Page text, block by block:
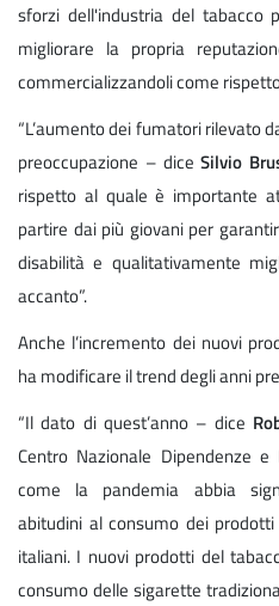
sforzi dell'industria del tabacco
migliorare la propria
commercializzandoli come
“L’aumento dei fumatori rilevato
preoccupazione – dice Silvio
rispetto al quale è importante
partire dai più giovani per
disabilità e qualitativamente
accanto”.
Anche l’incremento dei nuovi
ha modificare il trend degli anni
“Il dato di quest’anno – dice
Centro Nazionale Dipendenze
come la pandemia abbia
abitudini al consumo dei
italiani. I nuovi prodotti del
consumo delle sigarette